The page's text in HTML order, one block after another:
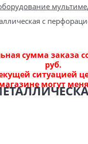
с
сумма заказа
руб.
ситуацией
могут